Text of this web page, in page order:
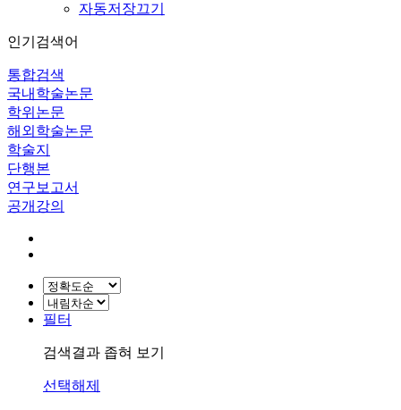
자동저장끄기
인기검색어
통합검색
국내학술논문
학위논문
해외학술논문
학술지
단행본
연구보고서
공개강의
필터
검색결과 좁혀 보기
선택해제